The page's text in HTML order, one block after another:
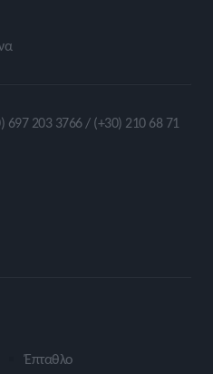
697 203 3766 / (+30) 210 68 71
Έπταθλο